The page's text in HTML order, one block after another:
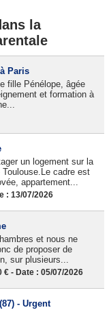
la
Paris
fille Pénélope, âgée
et formation à
un logement sur la
cadre est
appartement...
: 13/07/2026
et nous ne
de proposer de
sur plusieurs...
€ - Date : 05/07/2026
- Urgent